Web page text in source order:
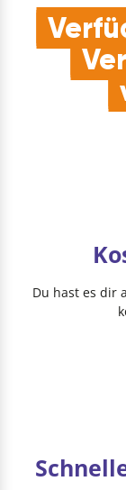
Du hast es dir